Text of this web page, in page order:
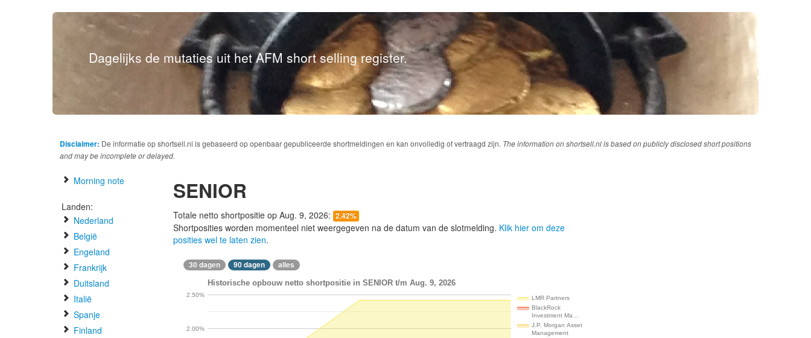
Dagelijks de mutaties uit het AFM short selling register.
Disclaimer: De informatie op shortsell.nl is gebaseerd op openbaar gepubliceerde shortmeldingen en kan onvolledig of vertraagd zijn. The information on shortsell.nl is based on publicly disclosed short positions
and may be incomplete or delayed.
Morning note
Landen:
Nederland
België
Engeland
Frankrijk
Duitsland
Italië
Spanje
Finland
SENIOR
Totale netto shortpositie op Aug. 9, 2026: 2.42%
Shortposities worden momenteel niet weergegeven na de datum van de slotmelding. Klik hier om deze
posities wel te laten zien.
30 dagen 90 dagen alles
Historische opbouw netto shortpositie in SENIOR t/m Aug. 9, 2026
LMR Partners
BlackRock
Investment Ma…
J.P. Morgan Asset
Management
2.00%
2.50%